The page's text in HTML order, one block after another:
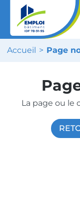
Accueil Page
La page ou le